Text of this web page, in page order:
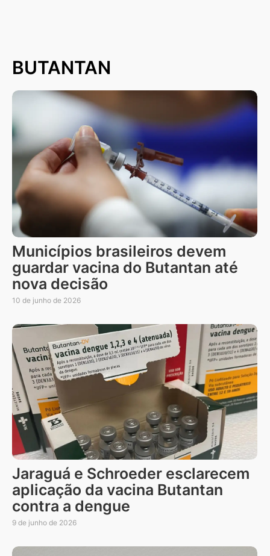
BUTANTAN
Municípios brasileiros devem
guardar vacina do Butantan até
nova decisão
10 de junho de 2026
Jaraguá e Schroeder esclarecem
aplicação da vacina Butantan
contra a dengue
9 de junho de 2026